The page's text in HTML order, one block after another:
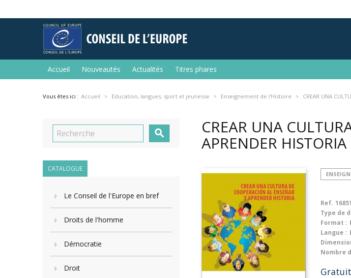
Accueil Nouveautés Actualités Titres phares
Vous êtes ici : Accueil Education, langues, sport et jeunesse Enseignement de l'Histoire CREAR UNA

CATALOGUE
Le Conseil de l'Europe en bref
Droits de l'homme
Démocratie
Droit
CREAR UNA
APRENDER HISTORIA
Ref.
Type de
Format :
Langue :
Nombre
Gratuit